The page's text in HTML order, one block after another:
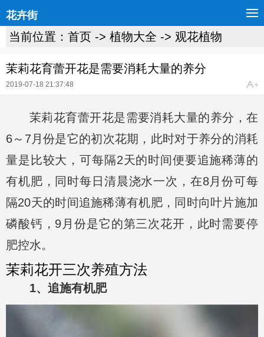
花卉街
当前位置： 首页 -> 植物大全 -> 观花植物
茉莉花育蕾开花是需要消耗大量的养分
2019-07-18 21:37:48
茉莉花育蕾开花是需要消耗大量的养分，在
6～7月份是它的初次花期，此时对于养分的消耗
量是比较大，可每隔2天的时间便要追施稀薄的
有机肥，同时每日清晨浇水一次，在8月份可每
隔20天的时间追施稀薄有机肥，同时向叶片施加
磷酸钙，9月份是它的第三次花开，此时需要停
肥控水。
茉莉花开三次养殖方法
1、追施有机肥